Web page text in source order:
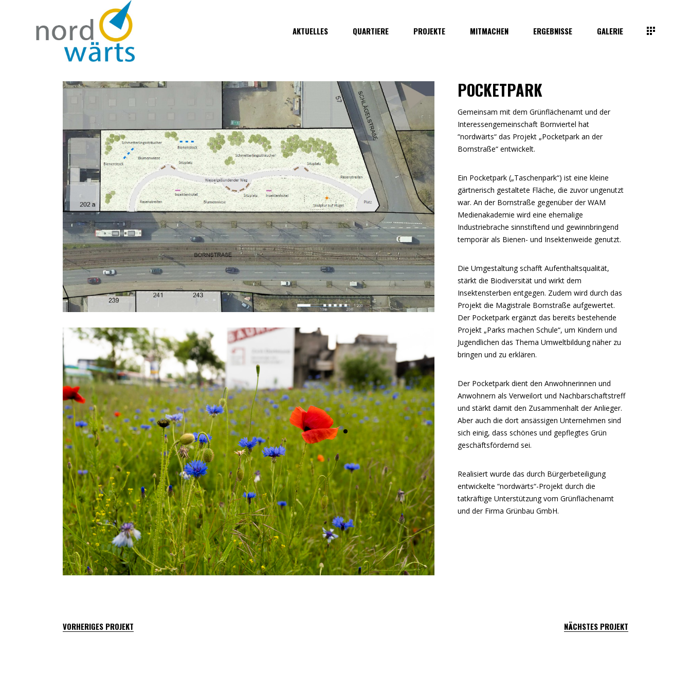
AKTUELLES QUARTIERE PROJEKTE MITMACHEN ERGEBNISSE GALERIE
POCKETPARK
Gemeinsam mit dem Grünflächenamt und der
Interessengemeinschaft Bornviertel hat
“nordwärts“ das Projekt „Pocketpark an der
Bornstraße“ entwickelt.
Ein Pocketpark („Taschenpark“) ist eine kleine
gärtnerisch gestaltete Fläche, die zuvor ungenutzt
war. An der Bornstraße gegenüber der WAM
Medienakademie wird eine ehemalige
Industriebrache sinnstiftend und gewinnbringend
temporär als Bienen- und Insektenweide genutzt.
Die Umgestaltung schafft Aufenthaltsqualität,
stärkt die Biodiversität und wirkt dem
Insektensterben entgegen. Zudem wird durch das
Projekt die Magistrale Bornstraße aufgewertet.
Der Pocketpark ergänzt das bereits bestehende
Projekt „Parks machen Schule“, um Kindern und
Jugendlichen das Thema Umweltbildung näher zu
bringen und zu erklären.
Der Pocketpark dient den Anwohnerinnen und
Anwohnern als Verweilort und Nachbarschaftstreff
und stärkt damit den Zusammenhalt der Anlieger.
Aber auch die dort ansässigen Unternehmen sind
sich einig, dass schönes und gepflegtes Grün
geschäftsfördernd sei.
Realisiert wurde das durch Bürgerbeteiligung
entwickelte “nordwärts“-Projekt durch die
tatkräftige Unterstützung vom Grünflächenamt
und der Firma Grünbau GmbH.
VORHERIGES PROJEKT NÄCHSTES PROJEKT